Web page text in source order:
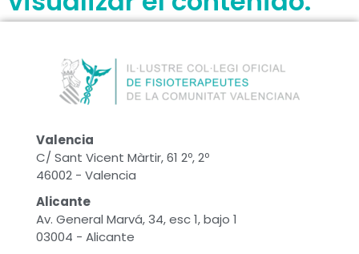
Valencia
C/ Sant Vicent Màrtir, 61 2º, 2º
46002 - Valencia
Alicante
Av. General Marvá, 34, esc 1, bajo 1
03004 - Alicante